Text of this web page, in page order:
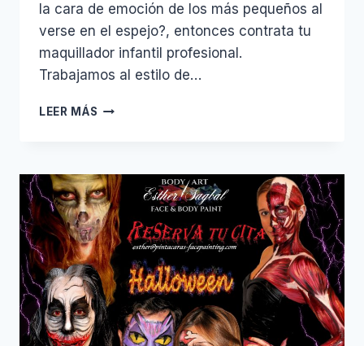
la cara de emoción de los más pequeños al
verse en el espejo?, entonces contrata tu
maquillador infantil profesional.
Trabajamos al estilo de…
LEER MÁS MAQUILLADOR